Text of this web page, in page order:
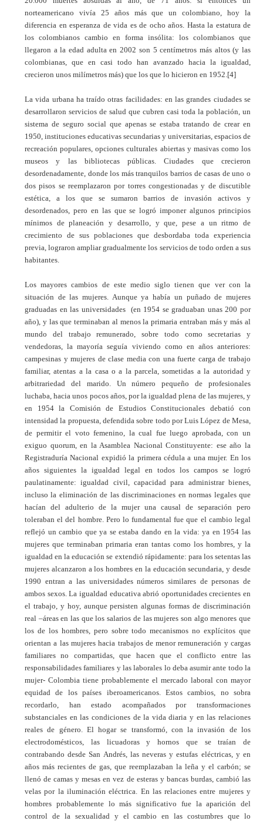
norteamericano vivía 25 años más que un colombiano, hoy la
diferencia en esperanza de vida es de ocho años. Hasta la estatura de
los colombianos cambio en forma insólita: los colombianos que
llegaron a la edad adulta en 2002 son 5 centímetros más altos (y las
colombianas, que en casi todo han avanzado hacia la igualdad,
crecieron unos milímetros más) que los que lo hicieron en 1952. [4]
La vida urbana ha traído otras facilidades: en las grandes ciudades se
desarrollaron servicios de salud que cubren casi toda la población, un
sistema de seguro social que apenas se estaba tratando de crear en
1950, instituciones educativas secundarias y universitarias, espacios de
recreación populares, opciones culturales abiertas y masivas como los
museos y las bibliotecas públicas. Ciudades que crecieron
desordenadamente, donde los más tranquilos barrios de casas de uno o
dos pisos se reemplazaron por torres congestionadas y de discutible
estética, a los que se sumaron barrios de invasión activos y
desordenados, pero en las que se logró imponer algunos principios
mínimos de planeación y desarrollo, y que, pese a un ritmo de
crecimiento de sus poblaciones que desbordaba toda experiencia
previa, lograron ampliar gradualmente los servicios de todo orden a sus
habitantes.
Los mayores cambios de este medio siglo tienen que ver con la
situación de las mujeres. Aunque ya había un puñado de mujeres
graduadas en las universidades (en 1954 se graduaban unas 200 por
año), y las que terminaban al menos la primaria entraban más y más al
mundo del trabajo remunerado, sobre todo como secretarias y
vendedoras, la mayoría seguía viviendo como en años anteriores:
campesinas y mujeres de clase media con una fuerte carga de trabajo
familiar, atentas a la casa o a la parcela, sometidas a la autoridad y
arbitrariedad del marido. Un número pequeño de profesionales
luchaba, hacia unos pocos años, por la igualdad plena de las mujeres, y
en 1954 la Comisión de Estudios Constitucionales debatió con
intensidad la propuesta, defendida sobre todo por Luis López de Mesa,
de permitir el voto femenino, la cual fue luego aprobada, con un
exiguo quorum, en la Asamblea Nacional Constituyente: ese año la
Registraduría Nacional expidió la primera cédula a una mujer. En los
años siguientes la igualdad legal en todos los campos se logró
paulatinamente: igualdad civil, capacidad para administrar bienes,
incluso la eliminación de las discriminaciones en normas legales que
hacían del adulterio de la mujer una causal de separación pero
toleraban el del hombre. Pero lo fundamental fue que el cambio legal
reflejó un cambio que ya se estaba dando en la vida: ya en 1954 las
mujeres que terminaban primaria eran tantas como los hombres, y la
igualdad en la educación se extendió rápidamente: para los setentas las
mujeres alcanzaron a los hombres en la educación secundaria, y desde
1990 entran a las universidades números similares de personas de
ambos sexos. La igualdad educativa abrió oportunidades crecientes en
el trabajo, y hoy, aunque persisten algunas formas de discriminación
real –áreas en las que los salarios de las mujeres son algo menores que
los de los hombres, pero sobre todo mecanismos no explícitos que
orientan a las mujeres hacia trabajos de menor remuneración y cargas
familiares no compartidas, que hacen que el conflicto entre las
responsabilidades familiares y las laborales lo deba asumir ante todo la
mujer- Colombia tiene probablemente el mercado laboral con mayor
equidad de los países iberoamericanos. Estos cambios, no sobra
recordarlo, han estado acompañados por transformaciones
substanciales en las condiciones de la vida diaria y en las relaciones
reales de género. El hogar se transformó, con la invasión de los
electrodomésticos, las licuadoras y hornos que se traían de
contrabando desde San Andrés, las neveras y estufas eléctricas, y en
años más recientes de gas, que reemplazaban la leña y el carbón; se
llenó de camas y mesas en vez de esteras y bancas burdas, cambió las
velas por la iluminación eléctrica. En las relaciones entre mujeres y
hombres probablemente lo más significativo fue la aparición del
control de la sexualidad y el cambio en las costumbres que lo